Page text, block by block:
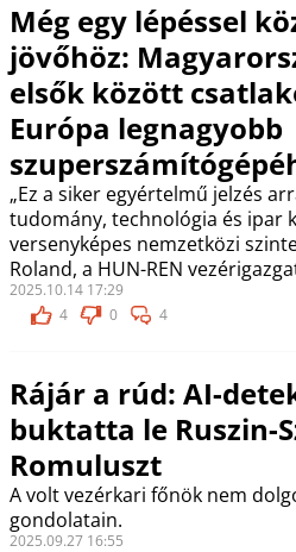
Még egy lépéssel
jövőhöz:
elsők között
Európa legnagyobb
„Ez a siker egyértelmű jelzés
tudomány, technológia és ipar
versenyképes nemzetközi
Roland, a HUN-REN
2025.10.14 17:29
4
0 4
Rájár a rúd: AI-
buktatta le Ruszin-
Romuluszt
A volt vezérkari főnök nem
gondolatain.
2025.09.27 16:55